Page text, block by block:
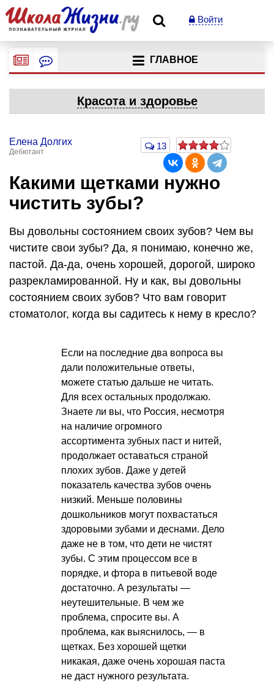
Войти
ГЛАВНОЕ
Красота и здоровье
Елена Долгих
Дебютант
13
Какими щетками нужно
чистить зубы?
Вы довольны состоянием своих зубов? Чем вы
чистите свои зубы? Да, я понимаю, конечно же,
пастой. Да-да, очень хорошей, дорогой, широко
разрекламированной. Ну и как, вы довольны
состоянием своих зубов? Что вам говорит
стоматолог, когда вы садитесь к нему в кресло?
Если на последние два вопроса вы
дали положительные ответы,
можете статью дальше не читать.
Для всех остальных продолжаю.
Знаете ли вы, что Россия, несмотря
на наличие огромного
ассортимента зубных паст и нитей,
продолжает оставаться страной
плохих зубов. Даже у детей
показатель качества зубов очень
низкий. Меньше половины
дошкольников могут похвастаться
здоровыми зубами и деснами. Дело
даже не в том, что дети не чистят
зубы. С этим процессом все в
порядке, и фтора в питьевой воде
достаточно. А результаты —
неутешительные. В чем же
проблема, спросите вы. А
проблема, как выяснилось, — в
щетках. Без хорошей щетки
никакая, даже очень хорошая паста
не даст нужного результата.